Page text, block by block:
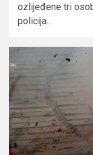
ozlijeđene tri
policija...